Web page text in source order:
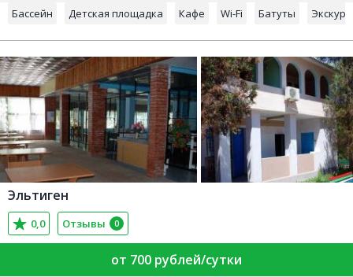
Бассейн Детская площадка Кафе Wi-Fi Батуты
Эльтиген
0,0 Отзывы 0
от 700 рублей/сутки